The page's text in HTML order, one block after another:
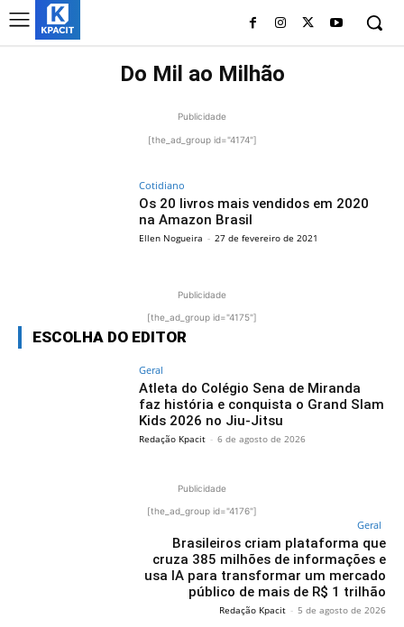
Do Mil ao Milhão
Publicidade
[the_ad_group id="4174"]
Cotidiano
Os 20 livros mais vendidos em 2020
na Amazon Brasil
Ellen Nogueira - 27 de fevereiro de 2021
Publicidade
[the_ad_group id="4175"]
ESCOLHA DO EDITOR
Geral
Atleta do Colégio Sena de Miranda
faz história e conquista o Grand Slam
Kids 2026 no Jiu-Jitsu
Redação Kpacit - 6 de agosto de 2026
Publicidade
[the_ad_group id="4176"]
Geral
Brasileiros criam plataforma que
cruza 385 milhões de informações e
usa IA para transformar um mercado
público de mais de R$ 1 trilhão
Redação Kpacit - 5 de agosto de 2026